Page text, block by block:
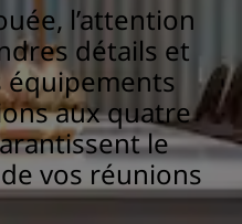
l’attention
détails et
équipements
aux quatre
le
vos réunions